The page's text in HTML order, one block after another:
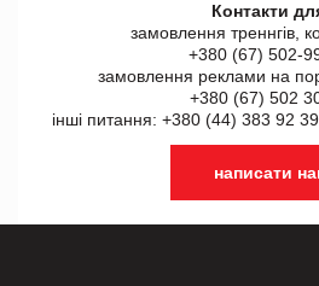
Контакти
замовлення треннгів,
+380 (67) 502-
замовлення реклами на
+380 (67) 502
інші питання: +380 (44) 383 92
написати